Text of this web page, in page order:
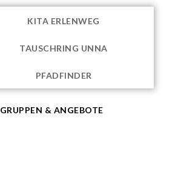
KITA ERLENWEG
TAUSCHRING UNNA
PFADFINDER
GRUPPEN & ANGEBOTE